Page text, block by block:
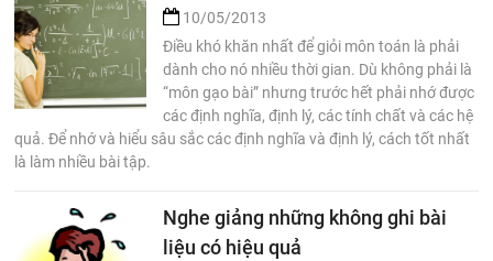
10/05/2013
Điều khó khăn nhất để giỏi môn toán là phải
dành cho nó nhiều thời gian. Dù không phải là
“môn gạo bài” nhưng trước hết phải nhớ được
các định nghĩa, định lý, các tính chất và các hệ
quả. Để nhớ và hiểu sâu sắc các định nghĩa và định lý, cách tốt nhất
là làm nhiều bài tập.
Nghe giảng những không ghi bài
liệu có hiệu quả